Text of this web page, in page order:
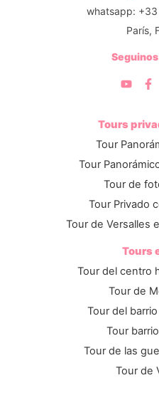
whatsapp:
París,
Tours
Tour
Tour
Tour de
Tour Privado
Tour de Versalles
Tours
Tour del centro
Tour de
Tour del
Tour
Tour de las
Tour de